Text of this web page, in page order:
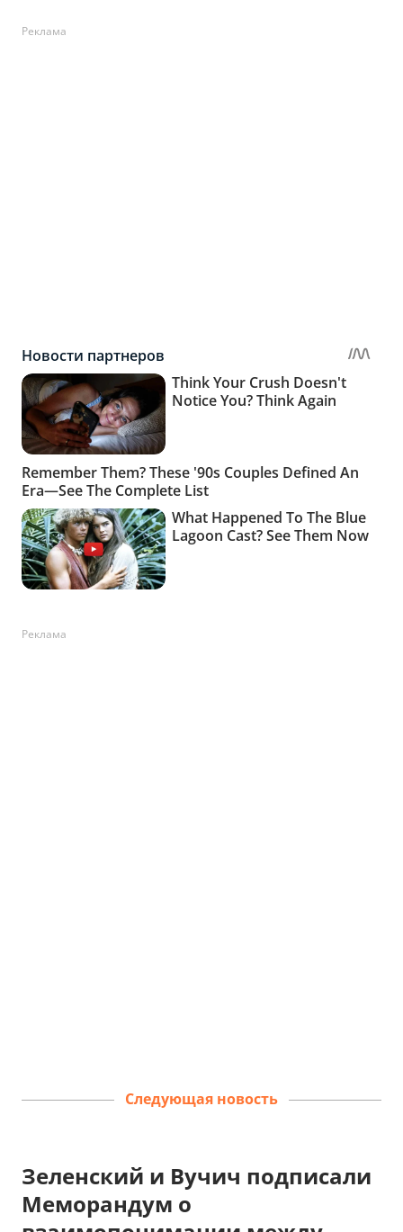
Реклама
Реклама
Следующая новость
Зеленский и Вучич подписали
Меморандум о